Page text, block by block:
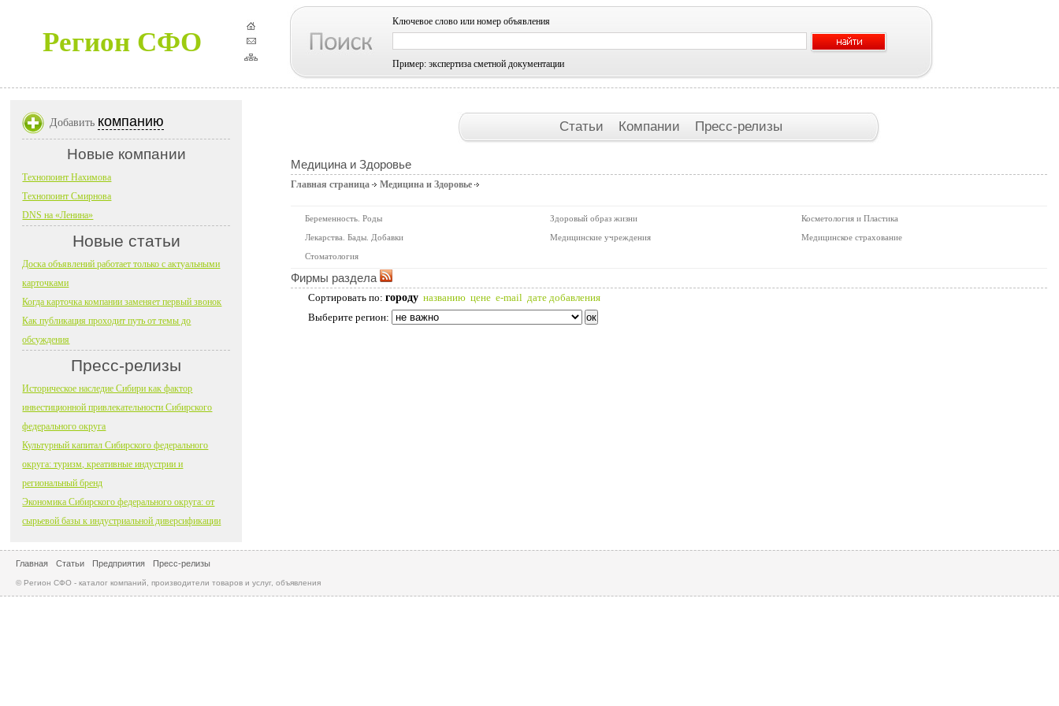
Регион СФО
Ключевое слово или номер объявления
Пример: экспертиза сметной документации
Статьи Компании Пресс-релизы
Медицина и Здоровье
Главная страница Медицина и Здоровье
Беременность. Роды Здоровый образ жизни
Косметология и Пластика
Лекарства. Бады. Добавки
Медицинские учреждения
Медицинское страхование
Стоматология
Фирмы раздела
Сортировать по: городу названию цене e-mail дате добавления
Выберите регион:
Добавить компанию
Новые компании
Технопоинт Нахимова
Технопоинт Смирнова
DNS на «Ленина»
Новые статьи
Доска объявлений работает только с актуальными
карточками
Когда карточка компании заменяет первый звонок
Как публикация проходит путь от темы до
обсуждения
Пресс-релизы
Историческое наследие Сибири как фактор
инвестиционной привлекательности Сибирского
федерального округа
Культурный капитал Сибирского федерального
округа: туризм, креативные индустрии и
региональный бренд
Экономика Сибирского федерального округа: от
сырьевой базы к индустриальной диверсификации
Главная Статьи Предприятия Пресс-релизы
© Регион СФО - каталог компаний, производители товаров и услуг, объявления